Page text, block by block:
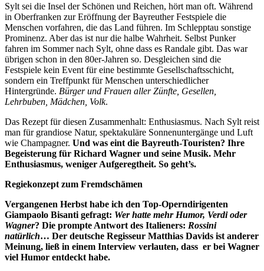
Sylt sei die Insel der Schönen und Reichen, hört man oft. Während
in Oberfranken zur Eröffnung der Bayreuther Festspiele die
Menschen vorfahren, die das Land führen. Im Schlepptau sonstige
Prominenz. Aber das ist nur die halbe Wahrheit. Selbst Punker
fahren im Sommer nach Sylt, ohne dass es Randale gibt. Das war
übrigen schon in den 80er-Jahren so. Desgleichen sind die
Festspiele kein Event für eine bestimmte Gesellschaftsschicht,
sondern ein Treffpunkt für Menschen unterschiedlicher
Hintergründe. Bürger und Frauen aller Zünfte, Gesellen,
Lehrbuben, Mädchen, Volk.
Das Rezept für diesen Zusammenhalt: Enthusiasmus. Nach Sylt reist
man für grandiose Natur, spektakuläre Sonnenuntergänge und Luft
wie Champagner. Und was eint die Bayreuth-Touristen? Ihre
Begeisterung für Richard Wagner und seine Musik. Mehr
Enthusiasmus, weniger Aufgeregtheit. So geht’s.
Regiekonzept zum Fremdschämen
Vergangenen Herbst habe ich den Top-Operndirigenten
Giampaolo Bisanti gefragt: Wer hatte mehr Humor, Verdi oder
Wagner? Die prompte Antwort des Italieners: Rossini
natürlich… Der deutsche Regisseur Matthias Davids ist anderer
Meinung, ließ in einem Interview verlauten, dass er bei Wagner
viel Humor entdeckt habe.